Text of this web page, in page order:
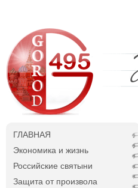
ГЛАВНАЯ
Экономика и жизнь
Российские святыни
Защита от произвола